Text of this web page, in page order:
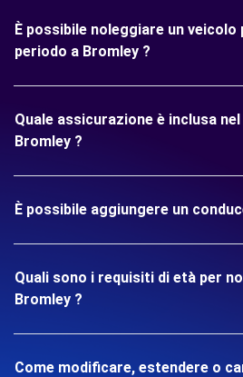
È possibile noleggiare un veicolo
periodo a Bromley ?
Quale assicurazione è inclusa
Bromley ?
È possibile aggiungere un
Quali sono i requisiti di età per
Bromley ?
Come modificare, estendere o